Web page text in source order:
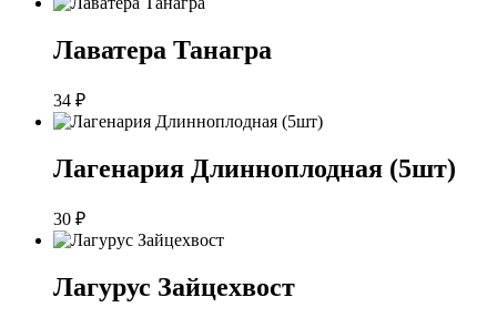
Лаватера Танагра
34 ₽
Лагенария Длинноплодная (5шт)
30 ₽
Лагурус Зайцехвост